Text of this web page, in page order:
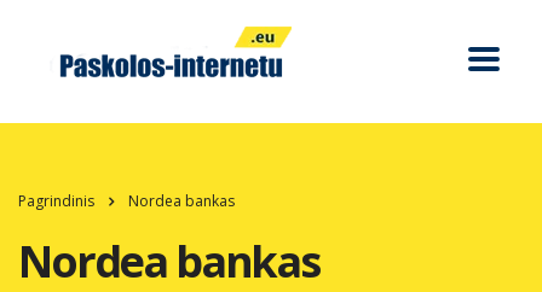
Pagrindinis Nordea bankas
Nordea bankas